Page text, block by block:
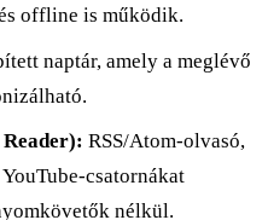
offline is működik.
naptár, amely a meglévő
RSS/Atom-olvasó,
csatornákat
nélkül.